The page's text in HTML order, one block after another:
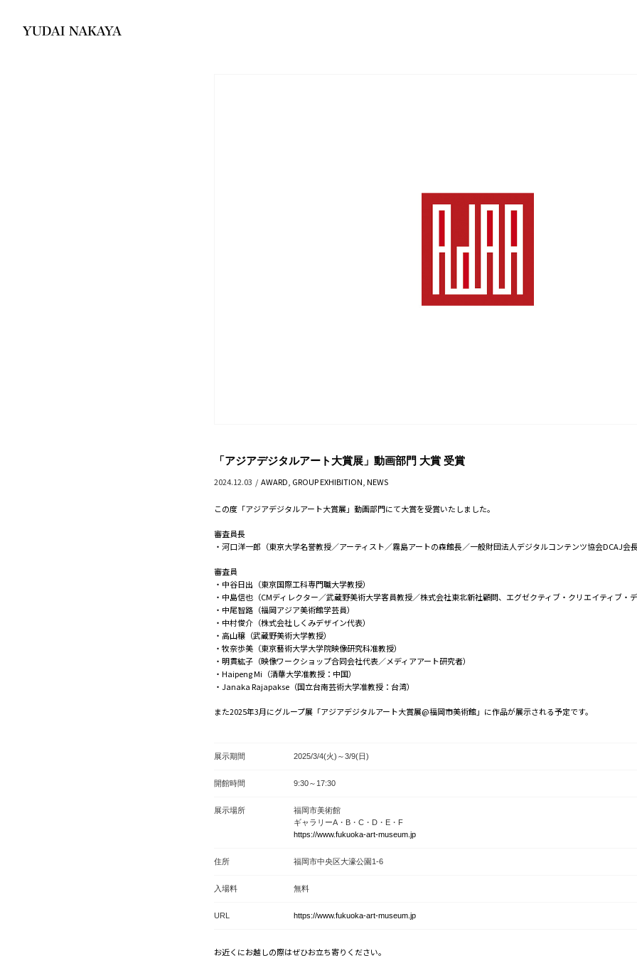
「アジアデジタルアート大賞展」動画部門 大賞 受賞
2024.12.03 / AWARD, GROUP EXHIBITION,NEWS
この度「アジアデジタルアート大賞展」動画部門にて大賞を受賞いたしました。
審査員長
・河口洋一郎（東京大学名誉教授／アーティスト／霧島アートの森館長／一般財団法人デジタルコンテンツ協会DCAJ会長
審査員
・中谷日出（東京国際工科専門職大学教授）
・中島信也（CMディレクター／武蔵野美術大学客員教授／株式会社東北新社顧問、エグゼクティブ・クリエイティブ・デ
・中尾智路（福岡アジア美術館学芸員）
・中村俊介（株式会社しくみデザイン代表）
・高山穣（武蔵野美術大学教授）
・牧奈歩美（東京藝術大学大学院映像研究科准教授）
・明貫紘子（映像ワークショップ合同会社代表／メディアアート研究者）
・Haipeng Mi（清華大学准教授：中国）
・Janaka Rajapakse（国立台南芸術大学准教授：台湾）
また2025年3月にグループ展「アジアデジタルアート大賞展@福岡市美術館」に作品が展示される予定です。
展示期間 2025/3/4(火)～3/9(日)
開館時間 9:30～17:30
展示場所
福岡市美術館
ギャラリーA・B・C・D・E・F
https://www.fukuoka-art-museum.jp
住所 福岡市中央区大濠公園1-6
入場料 無料
URL https://www.fukuoka-art-museum.jp
お近くにお越しの際はぜひお立ち寄りください。